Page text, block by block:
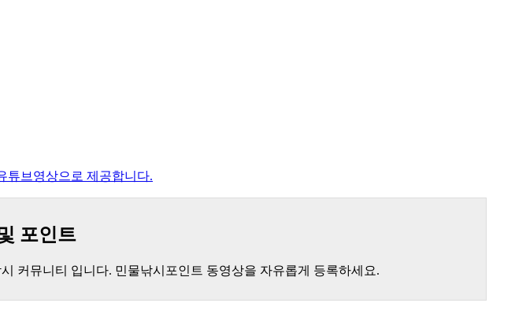
튜브영상으로 제공합니다.
포인트
커뮤니티 입니다. 민물낚시포인트 동영상을 자유롭게 등록하세요.